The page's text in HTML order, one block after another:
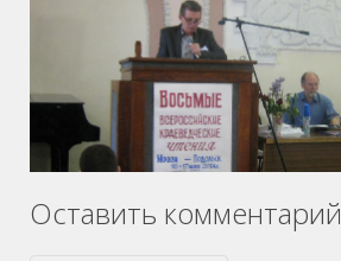
Оставить комментарий